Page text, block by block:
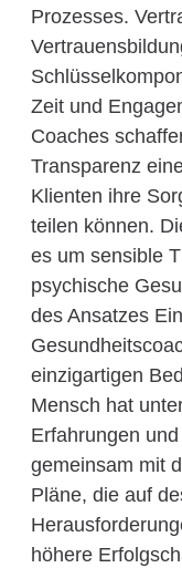
Prozesses.
Zeit und
Coaches
Transparenz
Klienten ihre
teilen können.
es um sensible
psychische
des Ansatzes
einzigartigen
Mensch hat
Erfahrungen
gemeinsam mit
Pläne, die auf
höhere